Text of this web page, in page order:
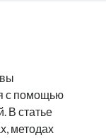
с помощью
В статье
методах